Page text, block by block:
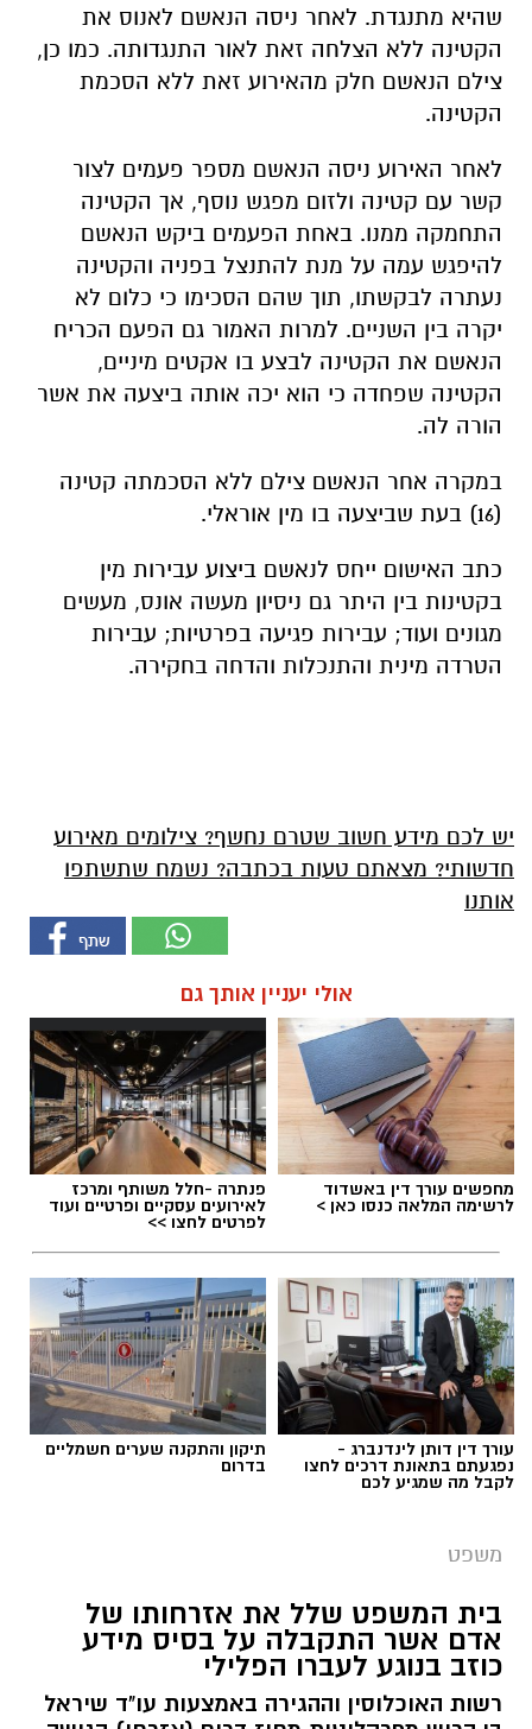
שהיא מתנגדת. לאחר ניסה הנאשם לאנוס את
הקטינה ללא הצלחה זאת לאור התנגדותה. כמו כן,
צילם הנאשם חלק מהאירוע זאת ללא הסכמת
הקטינה.
לאחר האירוע ניסה הנאשם מספר פעמים לצור
קשר עם קטינה ולזום מפגש נוסף, אך הקטינה
התחמקה ממנו. באחת הפעמים ביקש הנאשם
להיפגש עמה על מנת להתנצל בפניה והקטינה
נעתרה לבקשתו, תוך שהם הסכימו כי כלום לא
יקרה בין השניים. למרות האמור גם הפעם הכריח
הנאשם את הקטינה לבצע בו אקטים מיניים,
הקטינה שפחדה כי הוא יכה אותה ביצעה את אשר
הורה לה.
במקרה אחר הנאשם צילם ללא הסכמתה קטינה
(16) בעת שביצעה בו מין אוראלי.
כתב האישום ייחס לנאשם ביצוע עבירות מין
בקטינות בין היתר גם ניסיון מעשה אונס, מעשים
מגונים ועוד; עבירות פגיעה בפרטיות; עבירות
הטרדה מינית והתנכלות והדחה בחקירה.
יש לכם מידע חשוב שטרם נחשף? צילומים מאירוע
חדשותי? מצאתם טעות בכתבה? נשמח שתשתפו
אותנו
אולי יעניין אותך גם
מחפשים עורך דין באשדוד
לרשימה המלאה כנסו כאן >
פנתרה -חלל משותף ומרכז
לאירועים עסקיים ופרטיים ועוד
לפרטים לחצו >>
עורך דין דותן לינדנברג -
נפגעתם בתאונת דרכים לחצו
לקבל מה שמגיע לכם
תיקון והתקנה שערים חשמליים
בדרום
משפט
בית המשפט שלל את אזרחותו של
אדם אשר התקבלה על בסיס מידע
כוזב בנוגע לעברו הפלילי
רשות האוכלוסין וההגירה באמצעות עו"ד שיראל